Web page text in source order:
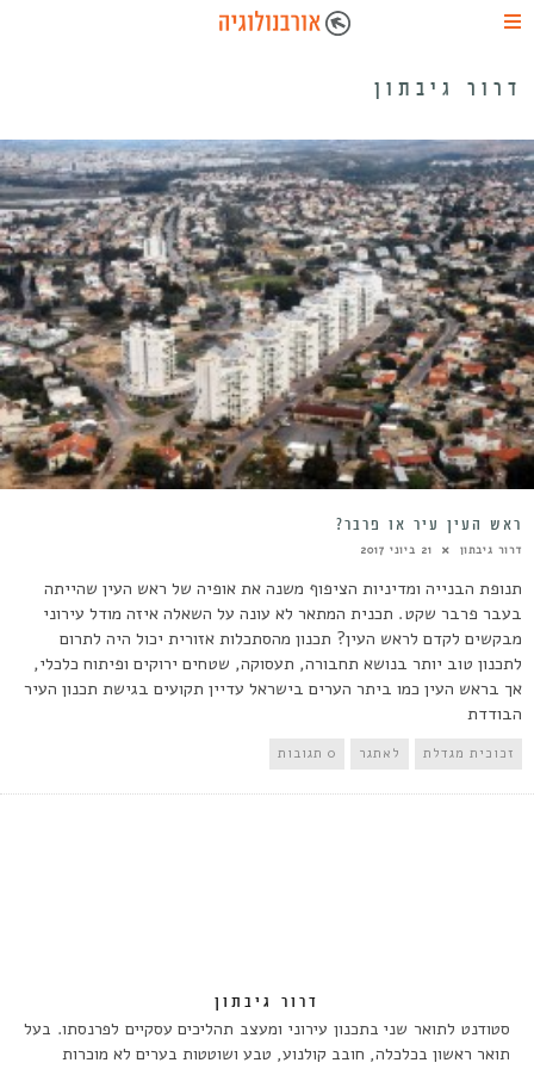
דרור גיבתון
ראש העין עיר או פרבר?
דרור גיבתון 21 ביוני 2017
תנופת הבנייה ומדיניות הציפוף משנה את אופיה של ראש העין שהייתה
בעבר פרבר שקט. תכנית המתאר לא עונה על השאלה איזה מודל עירוני
מבקשים לקדם לראש העין? תכנון מהסתכלות אזורית יכול היה לתרום
לתכנון טוב יותר בנושא תחבורה, תעסוקה, שטחים ירוקים ופיתוח כלכלי,
אך בראש העין כמו ביתר הערים בישראל עדיין תקועים בגישת תכנון העיר
הבודדת
זכוכית מגדלת לאתגר 0 תגובות
דרור גיבתון
סטודנט לתואר שני בתכנון עירוני ומעצב תהליכים עסקיים לפרנסתו. בעל
תואר ראשון בכלכלה, חובב קולנוע, טבע ושוטטות בערים לא מוכרות